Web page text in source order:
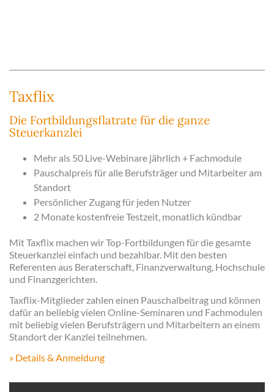
Taxflix
Die Fortbildungsflatrate für die ganze
Steuerkanzlei
Mehr als 50 Live-Webinare jährlich + Fachmodule
Pauschalpreis für alle Berufsträger und Mitarbeiter am
Standort
Persönlicher Zugang für jeden Nutzer
2 Monate kostenfreie Testzeit, monatlich kündbar
Mit Taxflix machen wir Top-Fortbildungen für die gesamte
Steuerkanzlei einfach und bezahlbar. Mit den besten
Referenten aus Beraterschaft, Finanzverwaltung, Hochschule
und Finanzgerichten.
Taxflix-Mitglieder zahlen einen Pauschalbeitrag und können
dafür an beliebig vielen Online-Seminaren und Fachmodulen
mit beliebig vielen Berufsträgern und Mitarbeitern an einem
Standort der Kanzlei teilnehmen.
» Details & Anmeldung